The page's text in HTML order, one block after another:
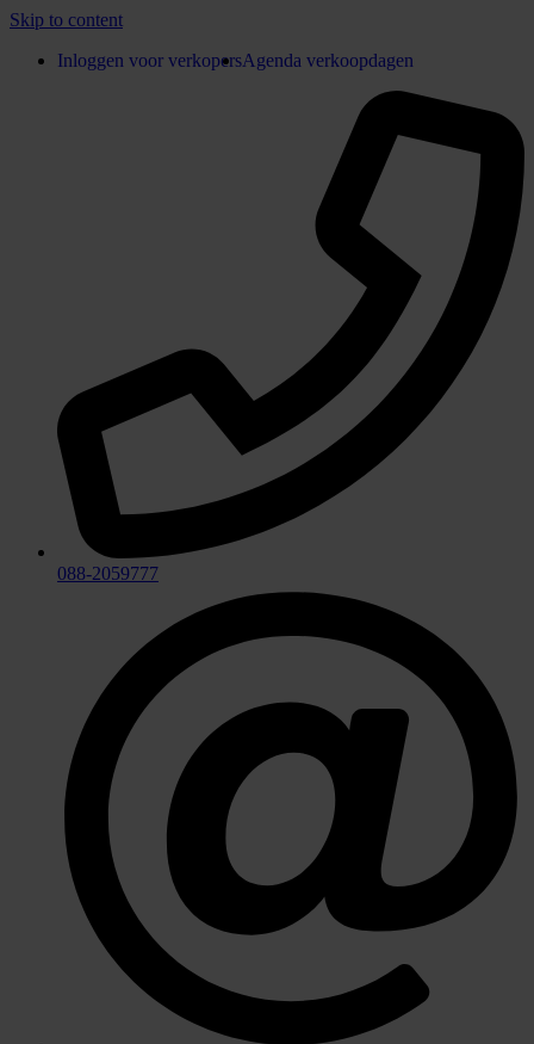
Skip to content
Inloggen voor verkopersAgenda verkoopdagen
088-2059777